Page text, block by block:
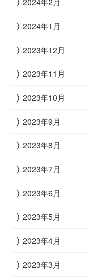
2024年1月
2023年12月
2023年11月
2023年10月
2023年9月
2023年8月
2023年7月
2023年6月
2023年5月
2023年4月
2023年3月